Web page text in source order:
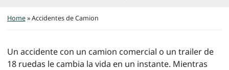
Home»Accidentes de Camion
Un accidente con un camion comercial o un trailer de
18 ruedas le cambia la vida en un instante. Mientras
Testimonios